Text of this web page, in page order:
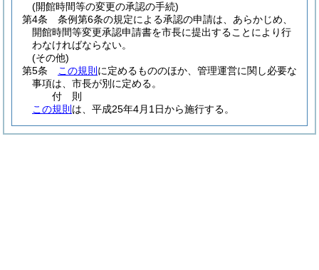
(開館時間等の変更の承認の手続)
第4条
条例第6条の規定による承認の申請は、あらかじめ、
開館時間等変更承認申請書を市長に提出することにより行
わなければならない。
(その他)
第5条
この規則 に定めるもののほか、管理運営に関し必要な
事項は、市長が別に定める。
付 則
この規則 は、平成25年4月1日から施行する。